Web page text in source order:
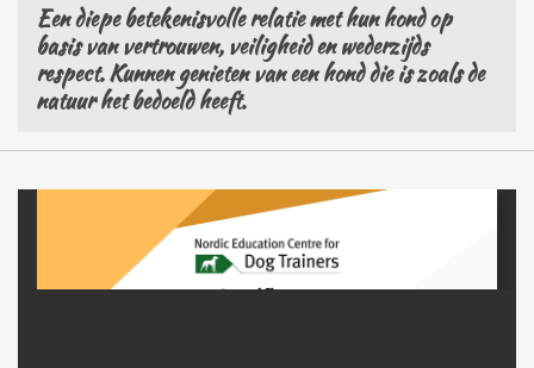
Een diepe betekenisvolle relatie met hun hond op
basis van vertrouwen, veiligheid en wederzijds
respect. Kunnen genieten van een hond die is zoals de
natuur het bedoeld heeft.